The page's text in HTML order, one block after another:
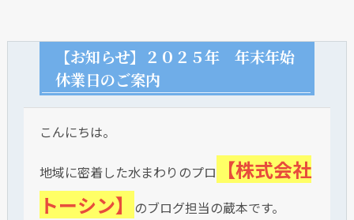
【お知らせ】２０２５年 年末年始
休業日のご案内
こんにちは。
地域に密着した水まわりのプロ
【株式会社
トーシン】
のブログ担当の蔵本です。